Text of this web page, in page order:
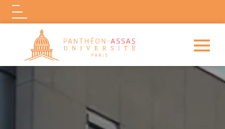
Aller au contenu principal
Logo